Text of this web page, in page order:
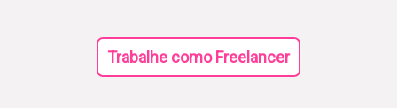
Trabalhe como Freelancer